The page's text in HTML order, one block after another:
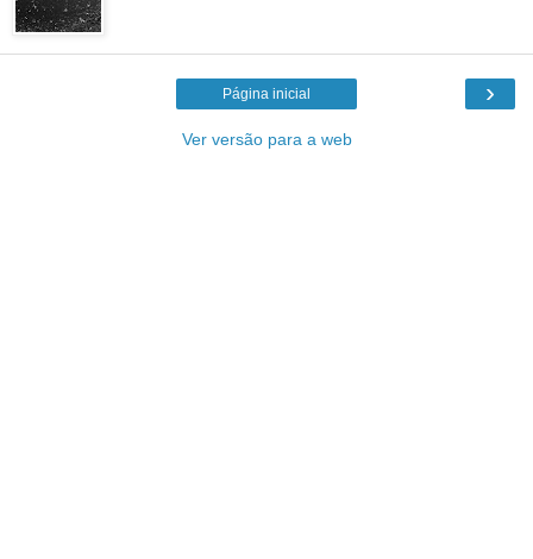
›
Página inicial
Ver versão para a web